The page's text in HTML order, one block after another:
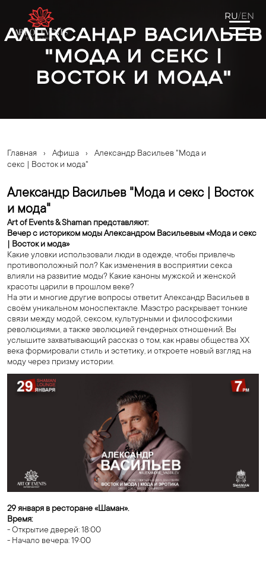
RU/EN
Александр Васильев
"Мода и секс |
Восток и мода"
Главная › Афиша ›
Александр Васильев "Мода и
секс | Восток и мода"
Александр Васильев "Мода и секс | Восток
и мода"
Art of Events & Shaman представляют:
Вечер с историком моды Александром Васильевым «Мода и секс
| Восток и мода»
Какие уловки использовали люди в одежде, чтобы привлечь
противоположный пол? Как изменения в восприятии секса
влияли на развитие моды? Какие каноны мужской и женской
красоты царили в прошлом веке?
На эти и многие другие вопросы ответит Александр Васильев в
своём уникальном моноспектакле. Маэстро раскрывает тонкие
связи между модой, сексом, культурными и философскими
революциями, а также эволюцией гендерных отношений. Вы
услышите захватывающий рассказ о том, как нравы общества XX
века формировали стиль и эстетику, и откроете новый взгляд на
моду через призму истории.
29 января в ресторане «Шаман».
Время:
- Открытие дверей: 18:00
- Начало вечера: 19:00